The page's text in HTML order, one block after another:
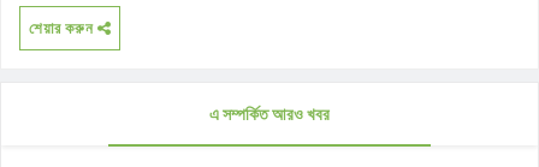
শেয়ার করুন
এ সম্পর্কিত আরও খবর